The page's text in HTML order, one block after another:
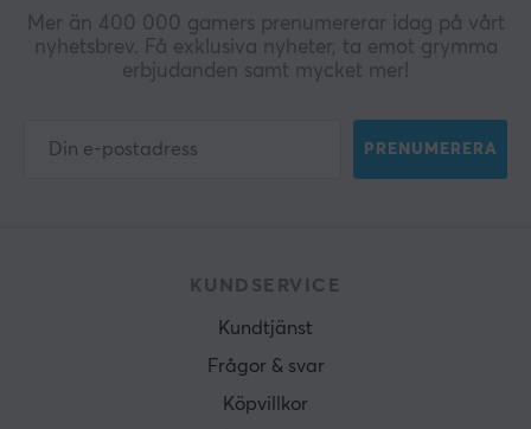
Mer än 400 000 gamers prenumererar idag på vårt
nyhetsbrev. Få exklusiva nyheter, ta emot grymma
erbjudanden samt mycket mer!
PRENUMERERA
KUNDSERVICE
Kundtjänst
Frågor & svar
Köpvillkor